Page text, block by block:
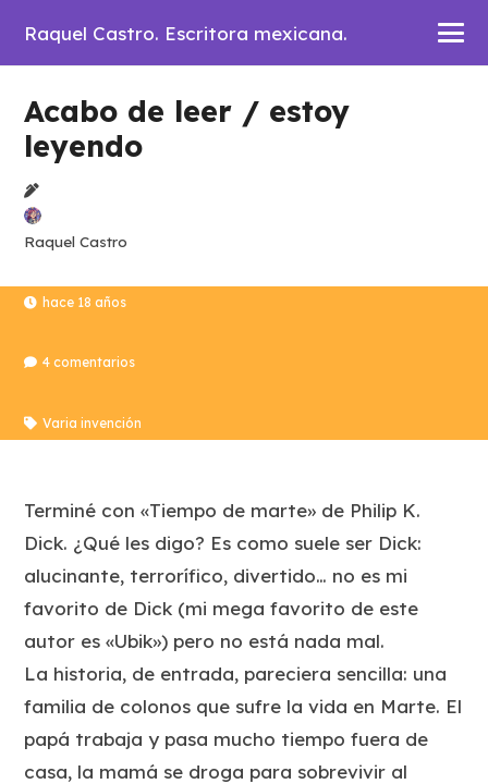
Raquel Castro. Escritora mexicana.
Acabo de leer / estoy
leyendo
Raquel Castro
hace 18 años
4comentarios
Varia invención
Terminé con «Tiempo de marte» de Philip K.
Dick. ¿Qué les digo? Es como suele ser Dick:
alucinante, terrorífico, divertido… no es mi
favorito de Dick (mi mega favorito de este
autor es «Ubik») pero no está nada mal.
La historia, de entrada, pareciera sencilla: una
familia de colonos que sufre la vida en Marte. El
papá trabaja y pasa mucho tiempo fuera de
casa, la mamá se droga para sobrevivir al